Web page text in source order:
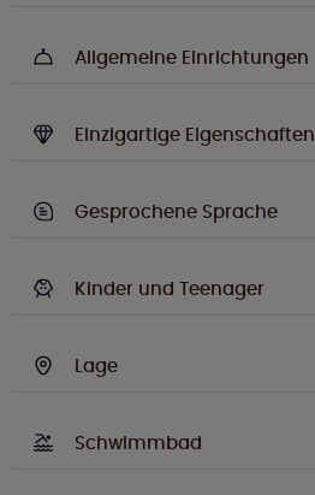
Allgemeine Einrichtungen
Einzigartige Eigenschaften
Gesprochene Sprache
Kinder und Teenager
Lage
Schwimmbad